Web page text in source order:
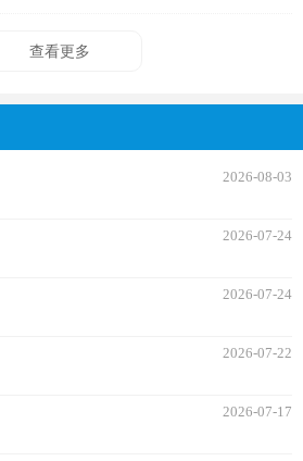
查看更多
2026-08-03
2026-07-24
2026-07-24
2026-07-22
2026-07-17